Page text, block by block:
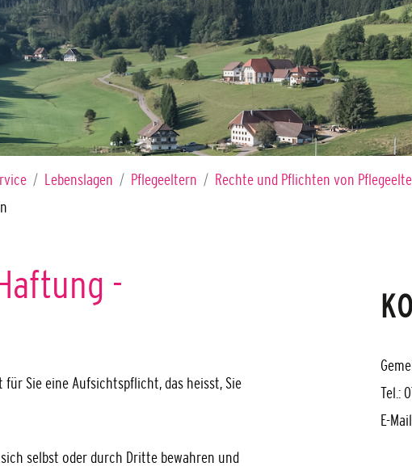
Lebenslagen Pflegeeltern
Rechte und Pflichten von
-
Sie eine Aufsichtspflicht, das heisst, Sie
selbst oder durch Dritte bewahren und
Tel.:
E-